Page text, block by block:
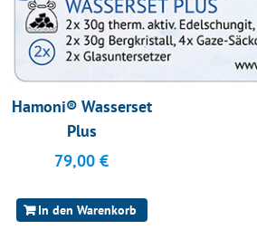
Hamoni® Wasserset
Plus
79,00 €
In den Warenkorb